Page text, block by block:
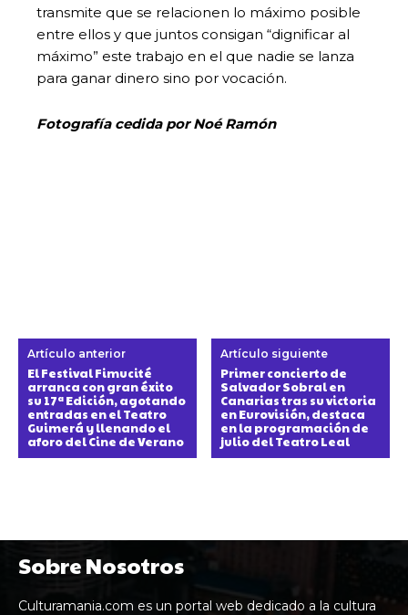
transmite que se relacionen lo máximo posible
entre ellos y que juntos consigan “dignificar al
máximo” este trabajo en el que nadie se lanza
para ganar dinero sino por vocación.
Fotografía cedida por Noé Ramón
Artículo anterior
El Festival Fimucité
arranca con gran éxito
su 17ª Edición, agotando
entradas en el Teatro
Guimerá y llenando el
aforo del Cine de Verano
Artículo siguiente
Primer concierto de
Salvador Sobral en
Canarias tras su victoria
en Eurovisión, destaca
en la programación de
julio del Teatro Leal
Sobre Nosotros
Culturamania.com es un portal web dedicado a la cultura